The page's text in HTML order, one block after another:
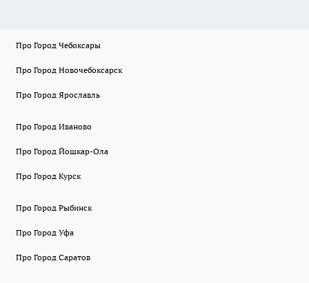
Про Город Чебоксары
Про Город Новочебоксарск
Про Город Ярославль
Про Город Иваново
Про Город Йошкар-Ола
Про Город Курск
Про Город Рыбинск
Про Город Уфа
Про Город Саратов